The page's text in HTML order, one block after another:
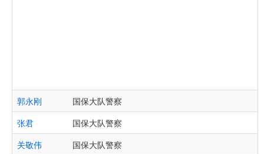
郭永刚 国保大队警察
张君
国保大队警察
关敬伟
国保大队警察